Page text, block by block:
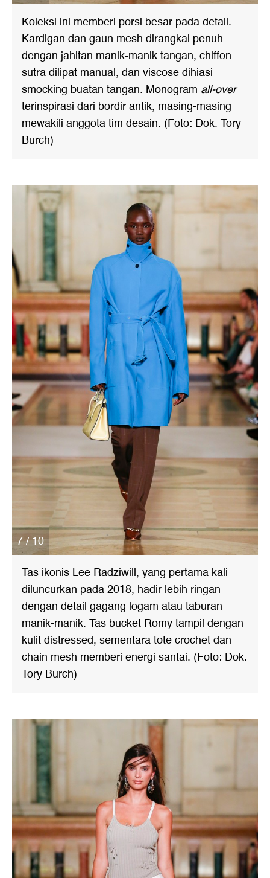
Koleksi ini memberi porsi besar pada detail.
Kardigan dan gaun mesh dirangkai penuh
dengan jahitan manik-manik tangan, chiffon
sutra dilipat manual, dan viscose dihiasi
smocking buatan tangan. Monogram all-over
terinspirasi dari bordir antik, masing-masing
mewakili anggota tim desain. (Foto: Dok. Tory
Burch)
7 / 10
Tas ikonis Lee Radziwill, yang pertama kali
diluncurkan pada 2018, hadir lebih ringan
dengan detail gagang logam atau taburan
manik-manik. Tas bucket Romy tampil dengan
kulit distressed, sementara tote crochet dan
chain mesh memberi energi santai. (Foto: Dok.
Tory Burch)